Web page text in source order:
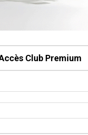
Club Premium